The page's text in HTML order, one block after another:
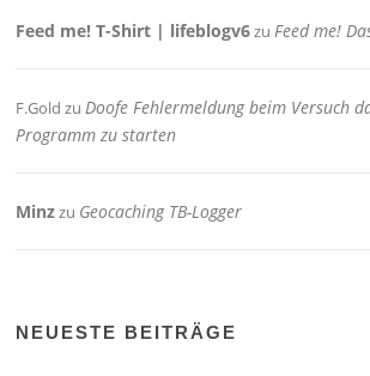
Feed me! T-Shirt | lifeblogv6zuFeed me!
F.Gold zuDoofe Fehlermeldung beim Versuch
Programm zu starten
Minzzu Geocaching TB-Logger
NEUESTE BEITRÄGE